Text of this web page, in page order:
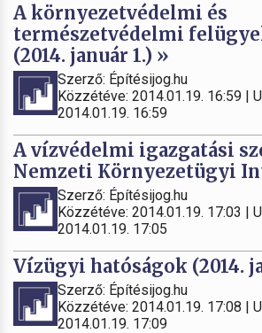
A környezetvédelmi és
természetvédelmi
(2014. január 1.) »
Szerző: Építésijog.hu
Közzétéve: 2014.01.19. 16:59 |
2014.01.19. 16:59
A vízvédelmi igazgatási
Nemzeti Környezetügyi
Szerző: Építésijog.hu
Közzétéve: 2014.01.19. 17:03 |
2014.01.19. 17:05
Vízügyi hatóságok (2014.
Szerző: Építésijog.hu
Közzétéve: 2014.01.19. 17:08 |
2014.01.19. 17:09